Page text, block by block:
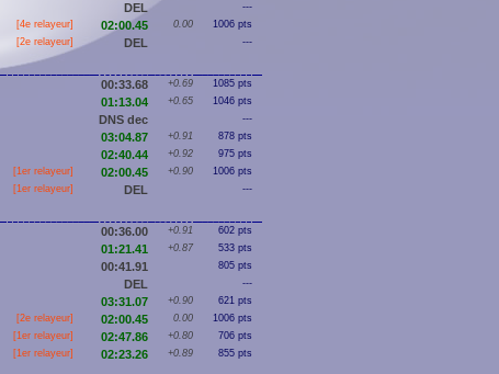
DEL ---
[4e relayeur] 02:00.45 0.00 1006 pts
[2e relayeur] DEL ---
00:33.68 +0.69 1085 pts
01:13.04 +0.65 1046 pts
DNS dec ---
03:04.87 +0.91 878 pts
02:40.44 +0.92 975 pts
[1er relayeur] 02:00.45 +0.90 1006 pts
[1er relayeur] DEL ---
00:36.00 +0.91 602 pts
01:21.41 +0.87 533 pts
00:41.91 805 pts
DEL ---
03:31.07 +0.90 621 pts
[2e relayeur] 02:00.45 0.00 1006 pts
[1er relayeur] 02:47.86 +0.80 706 pts
[1er relayeur] 02:23.26 +0.89 855 pts